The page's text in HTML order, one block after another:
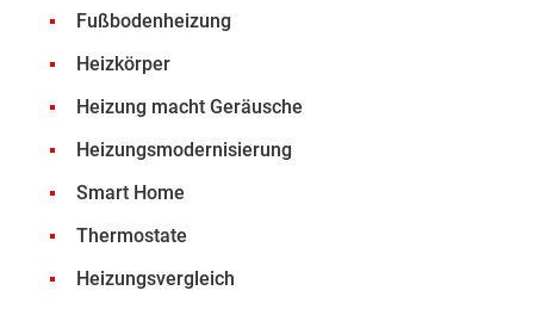
Fußbodenheizung
Heizkörper
Heizung macht Geräusche
Heizungsmodernisierung
Smart Home
Thermostate
Heizungsvergleich